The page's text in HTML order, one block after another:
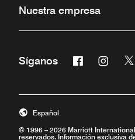
Nuestra empresa
Síganos Facebook
Abre una
Abre
© 1996 – 2026 Marriott
reservados. Información exclusiva
Español